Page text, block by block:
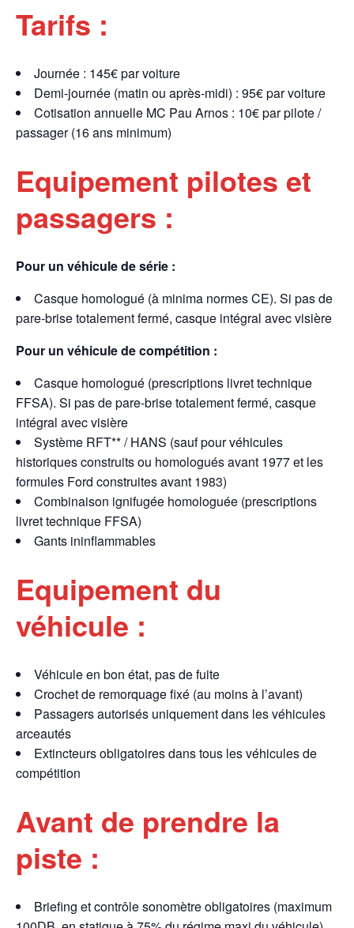
Tarifs :
Journée : 145€ par voiture
Demi-journée (matin ou après-midi) : 95€ par voiture
Cotisation annuelle MC Pau Arnos : 10€ par pilote /
passager (16 ans minimum)
Equipement pilotes et
passagers :
Pour un véhicule de série :
Casque homologué (à minima normes CE). Si pas de
pare-brise totalement fermé, casque intégral avec visière
Pour un véhicule de compétition :
Casque homologué (prescriptions livret technique
FFSA). Si pas de pare-brise totalement fermé, casque
intégral avec visière
Système RFT** / HANS (sauf pour véhicules
historiques construits ou homologués avant 1977 et les
formules Ford construites avant 1983)
Combinaison ignifugée homologuée (prescriptions
livret technique FFSA)
Gants ininflammables
Equipement du
véhicule :
Véhicule en bon état, pas de fuite
Crochet de remorquage fixé (au moins à l’avant)
Passagers autorisés uniquement dans les véhicules
arceautés
Extincteurs obligatoires dans tous les véhicules de
compétition
Avant de prendre la
piste :
Briefing et contrôle sonomètre obligatoires (maximum